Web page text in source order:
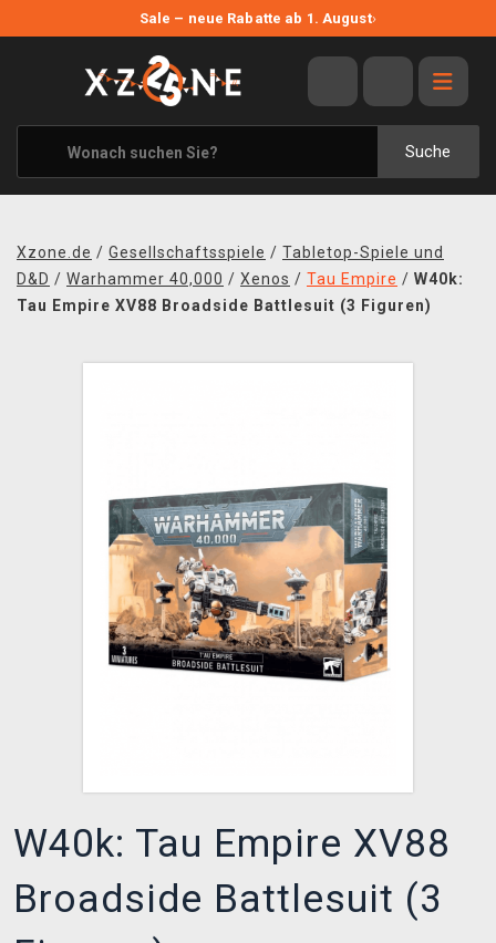
Sale – neue Rabatte ab 1. August›
Suche
ANGEBOTE
ALLE MARKEN
XZONE ORIGINALS
KLEIDUNG & ACCESSOIRES
BÜCHER & COMICS
XZONE CLUB
Xzone.de / Gesellschaftsspiele / Tabletop-Spiele und
D&D / Warhammer 40,000 / Xenos / Tau Empire / W40k:
Tau Empire XV88 Broadside Battlesuit (3 Figuren)
W40k: Tau Empire XV88
Broadside Battlesuit (3